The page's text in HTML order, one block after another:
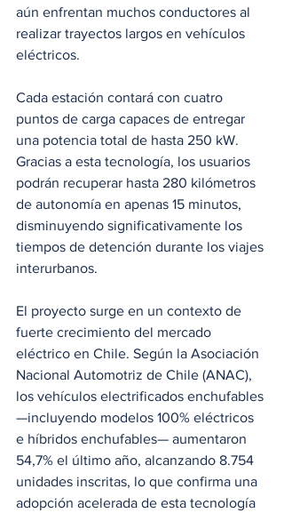
aún enfrentan muchos conductores al
realizar trayectos largos en vehículos
eléctricos.
Cada estación contará con cuatro
puntos de carga capaces de entregar
una potencia total de hasta 250 kW.
Gracias a esta tecnología, los usuarios
podrán recuperar hasta 280 kilómetros
de autonomía en apenas 15 minutos,
disminuyendo significativamente los
tiempos de detención durante los viajes
interurbanos.
El proyecto surge en un contexto de
fuerte crecimiento del mercado
eléctrico en Chile. Según la Asociación
Nacional Automotriz de Chile (ANAC),
los vehículos electrificados enchufables
—incluyendo modelos 100% eléctricos
e híbridos enchufables— aumentaron
54,7% el último año, alcanzando 8.754
unidades inscritas, lo que confirma una
adopción acelerada de esta tecnología